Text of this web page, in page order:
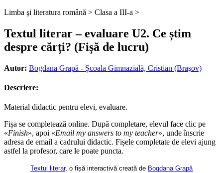
Limba şi literatura română > Clasa a III-a >
Textul literar – evaluare U2. Ce știm
despre cărți? (Fișă de lucru)
Autor: Bogdana Grapă - Școala Gimnazială, Cristian (Braşov)
Descriere:
Material didactic pentru elevi, evaluare.
Fișa se completează online. După completare, elevul face clic pe
«Finish», apoi «Email my answers to my teacher», unde înscrie
adresa de email a cadrului didactic. Fișele completate de elevi ajung
astfel la profesor, care le poate puncta.
Textul literar, o fișă interactivă creată de Bogdana Grapă